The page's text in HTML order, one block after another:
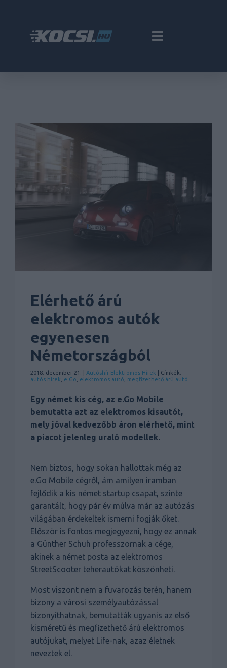
Elérhető árú
elektromos autók
egyenesen
Németországból
2018. december 21. | Autóshír Elektromos Hírek | Címkék:
autós hírek
e.Go elektromos autó megfizethető árú autó
Egy német kis cég, az e.Go Mobile
bemutatta azt az elektromos kisautót,
mely jóval kedvezőbb áron elérhető, mint
a piacot jelenleg uraló modellek.
Nem biztos, hogy sokan hallottak még az
e.Go Mobile cégről, ám amilyen iramban
fejlődik a kis német startup csapat, szinte
garantált, hogy pár év múlva már az autózás
világában érdekeltek ismerni fogják őket.
Először is fontos megjegyezni, hogy ez annak
a Günther Schuh professzornak a cége,
akinek a német posta az elektromos
StreetScooter teherautókat köszönheti.
Most viszont nem a fuvarozás terén, hanem
bizony a városi személyautózással
bizonyíthatnak, bemutatták ugyanis az első
kisméretű és megfizethető árú elektromos
autójukat, melyet Life-nak, azaz életnek
neveztek el.